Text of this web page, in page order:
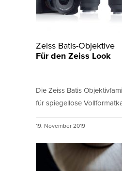
Zeiss Batis-Objektive
Für den Zeiss Look
Die Zeiss Batis
für spiegellose
19. November 2019